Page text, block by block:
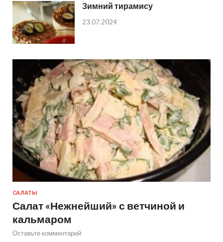
Зимний тирамису
23.07.2024
САЛАТЫ
Салат «Нежнейший» с ветчиной и
кальмаром
Оставьте комментарий